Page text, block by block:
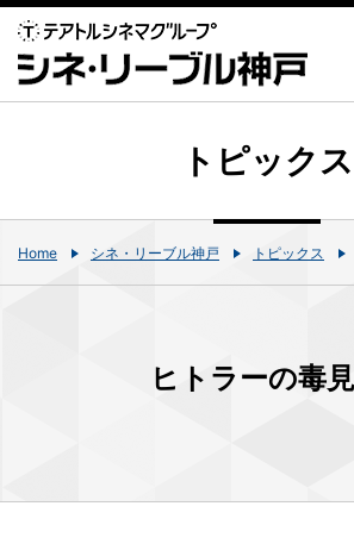
トピックス
Home シネ・リーブル神戸 トピックス
ヒトラーの毒